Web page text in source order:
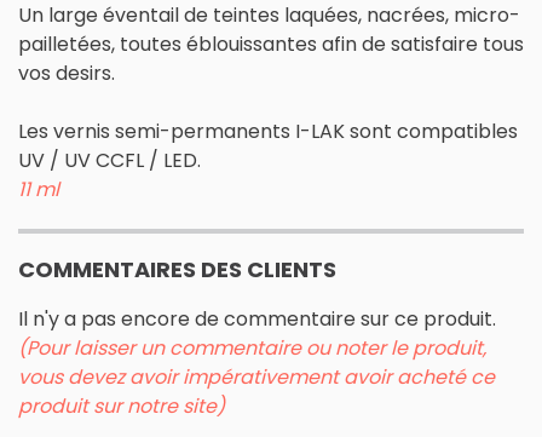
Un large éventail de teintes laquées, nacrées, micro-
pailletées, toutes éblouissantes afin de satisfaire tous
vos desirs.
Les vernis semi-permanents I-LAK sont compatibles
UV / UV CCFL / LED.
11 ml
COMMENTAIRES DES CLIENTS
Il n'y a pas encore de commentaire sur ce produit.
(Pour laisser un commentaire ou noter le produit,
vous devez avoir impérativement avoir acheté ce
produit sur notre site)